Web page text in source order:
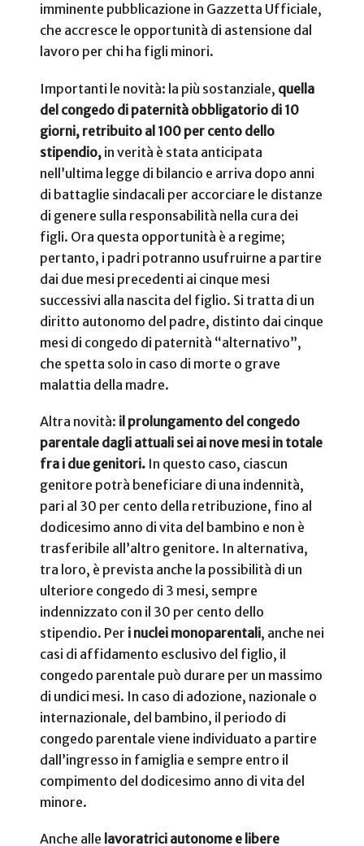
imminente pubblicazione in Gazzetta Ufficiale,
che accresce le opportunità di astensione dal
lavoro per chi ha figli minori.
Importanti le novità: la più sostanziale, quella
del congedo di paternità obbligatorio di 10
giorni, retribuito al 100 per cento dello
stipendio, in verità è stata anticipata
nell’ultima legge di bilancio e arriva dopo anni
di battaglie sindacali per accorciare le distanze
di genere sulla responsabilità nella cura dei
figli. Ora questa opportunità è a regime;
pertanto, i padri potranno usufruirne a partire
dai due mesi precedenti ai cinque mesi
successivi alla nascita del figlio. Si tratta di un
diritto autonomo del padre, distinto dai cinque
mesi di congedo di paternità “alternativo”,
che spetta solo in caso di morte o grave
malattia della madre.
Altra novità: il prolungamento del congedo
parentale dagli attuali sei ai nove mesi in totale
fra i due genitori. In questo caso, ciascun
genitore potrà beneficiare di una indennità,
pari al 30 per cento della retribuzione, fino al
dodicesimo anno di vita del bambino e non è
trasferibile all’altro genitore. In alternativa,
tra loro, è prevista anche la possibilità di un
ulteriore congedo di 3 mesi, sempre
indennizzato con il 30 per cento dello
stipendio. Per i nuclei monoparentali, anche nei
casi di affidamento esclusivo del figlio, il
congedo parentale può durare per un massimo
di undici mesi. In caso di adozione, nazionale o
internazionale, del bambino, il periodo di
congedo parentale viene individuato a partire
dall’ingresso in famiglia e sempre entro il
compimento del dodicesimo anno di vita del
minore.
Anche alle lavoratrici autonome e libere